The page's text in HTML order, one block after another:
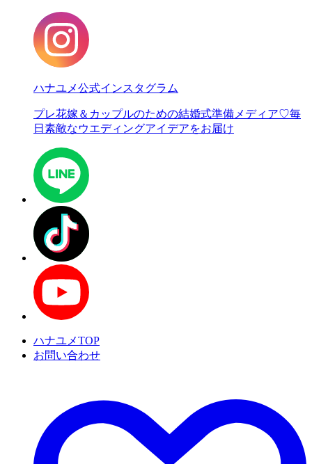
ハナユメ公式インスタグラム
プレ花嫁＆カップルのための結婚式準備メディア♡毎
日素敵なウエディングアイデアをお届け
ハナユメTOP
お問い合わせ